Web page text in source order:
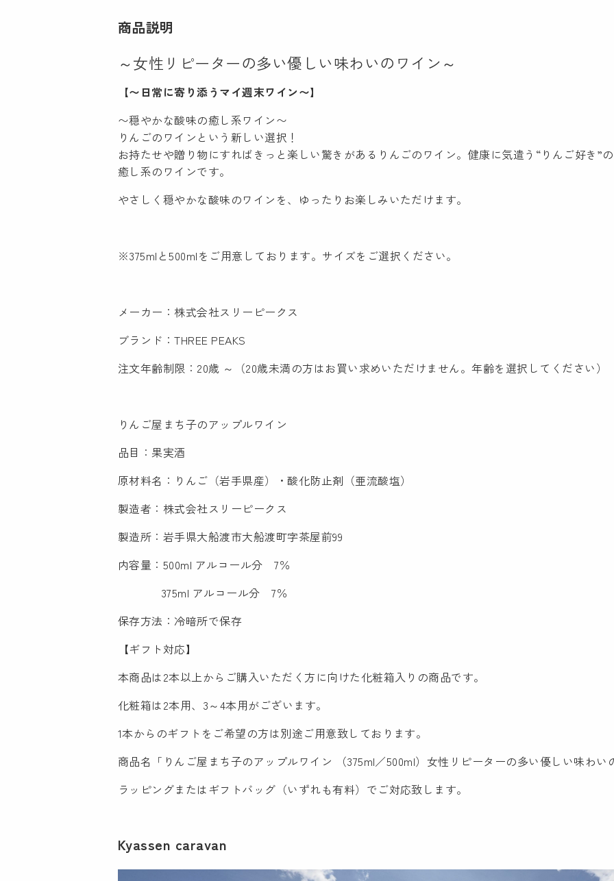
商品説明
～女性リピーターの多い優しい味わいのワイン～
【〜日常に寄り添うマイ週末ワイン〜】
〜穏やかな酸味の癒し系ワイン〜
りんごのワインという新しい選択！
お持たせや贈り物にすればきっと楽しい驚きがあるりんごのワイン。健康に気遣う“りんご好き”
癒し系のワインです。
やさしく穏やかな酸味のワインを、ゆったりお楽しみいただけます。
※375mlと500mlをご用意しております。サイズをご選択ください。
メーカー：株式会社スリーピークス
ブランド：THREE PEAKS
注文年齢制限：20歳 ～（20歳未満の方はお買い求めいただけません。年齢を選択してください）
りんご屋まち子のアップルワイン
品目：果実酒
原材料名：りんご（岩手県産）・酸化防止剤（亜流酸塩）
製造者：株式会社スリーピークス
製造所：岩手県大船渡市大船渡町字茶屋前99
内容量：500ml アルコール分 7％
375ml アルコール分 7％
保存方法：冷暗所で保存
【ギフト対応】
本商品は2本以上からご購入いただく方に向けた化粧箱入りの商品です。
化粧箱は2本用、3～4本用がございます。
1本からのギフトをご希望の方は別途ご用意致しております。
商品名「りんご屋まち子のアップルワイン （375ml／500ml）女性リピーターの多い優しい味わ
ラッピングまたはギフトバッグ（いずれも有料）でご対応致します。
Kyassen caravan